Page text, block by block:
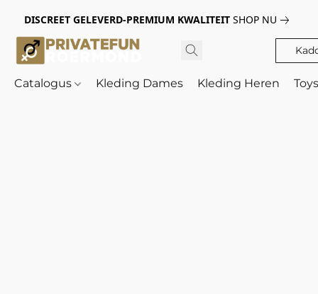
DISCREET GELEVERD-PREMIUM KWALITEIT SHOP NU
Catalogus Kleding Dames Kleding Heren